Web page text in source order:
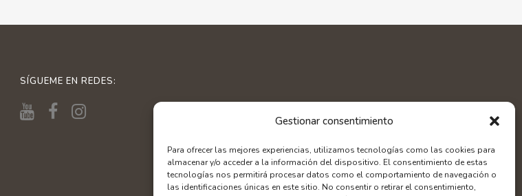
Gestionar consentimiento
Para ofrecer las mejores experiencias, utilizamos tecnologías como las cookies para
almacenar y/o acceder a la información del dispositivo. El consentimiento de estas
tecnologías nos permitirá procesar datos como el comportamiento de navegación o
las identificaciones únicas en este sitio. No consentir o retirar el consentimiento,
SÍGUEME EN REDES: